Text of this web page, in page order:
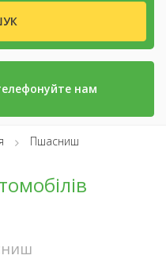
нам
Пшасниш